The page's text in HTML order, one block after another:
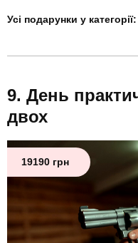
Усі подарунки у категорії:
День
двох
19190 грн